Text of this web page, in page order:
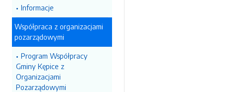
Informacje
Współpraca z organizacjami
pozarządowymi
Program Współpracy
Gminy Kępice z
Organizacjami
Pozarządowymi